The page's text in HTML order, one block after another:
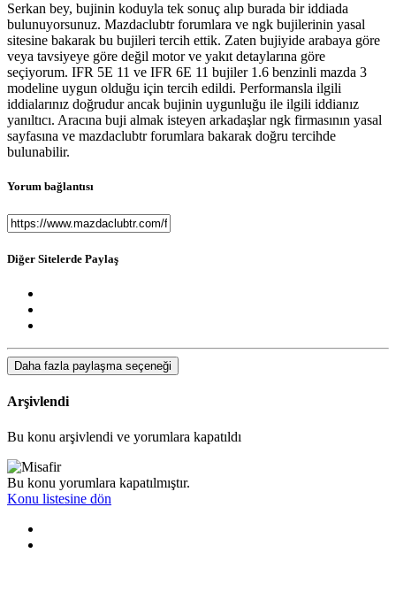
Serkan bey, bujinin koduyla tek sonuç alıp burada bir iddiada
bulunuyorsunuz. Mazdaclubtr forumlara ve ngk bujilerinin yasal
sitesine bakarak bu bujileri tercih ettik. Zaten bujiyide arabaya göre
veya tavsiyeye göre değil motor ve yakıt detaylarına göre
seçiyorum. IFR 5E 11 ve IFR 6E 11 bujiler 1.6 benzinli mazda 3
modeline uygun olduğu için tercih edildi. Performansla ilgili
iddialarınız doğrudur ancak bujinin uygunluğu ile ilgili iddianız
yanıltıcı. Aracına buji almak isteyen arkadaşlar ngk firmasının yasal
sayfasına ve mazdaclubtr forumlara bakarak doğru tercihde
bulunabilir.
Yorum bağlantısı
Diğer Sitelerde Paylaş
Daha fazla paylaşma seçeneği
Arşivlendi
Bu konu arşivlendi ve yorumlara kapatıldı
Bu konu yorumlara kapatılmıştır.
Konu listesine dön